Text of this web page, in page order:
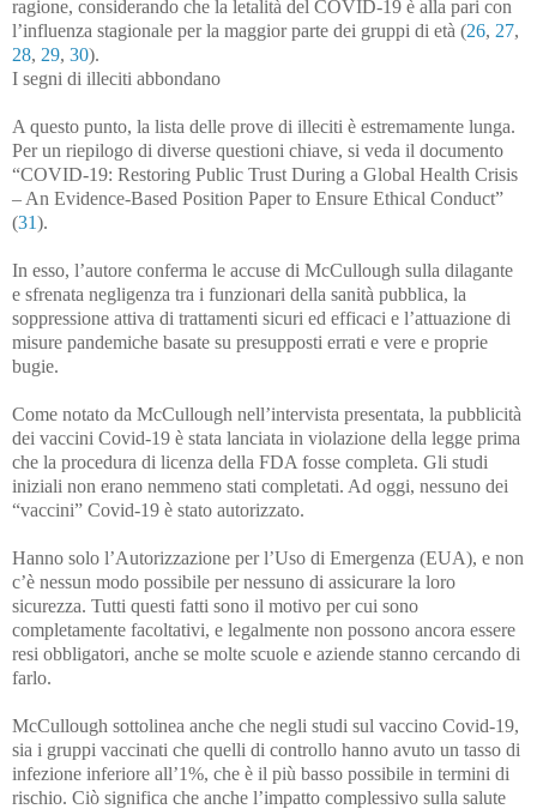
ragione, considerando che la letalità del COVID-19 è alla pari con
l’influenza stagionale per la maggior parte dei gruppi di età (26, 27,
28, 29, 30).
I segni di illeciti abbondano
A questo punto, la lista delle prove di illeciti è estremamente lunga.
Per un riepilogo di diverse questioni chiave, si veda il documento
“COVID-19: Restoring Public Trust During a Global Health Crisis
– An Evidence-Based Position Paper to Ensure Ethical Conduct”
(31).
In esso, l’autore conferma le accuse di McCullough sulla dilagante
e sfrenata negligenza tra i funzionari della sanità pubblica, la
soppressione attiva di trattamenti sicuri ed efficaci e l’attuazione di
misure pandemiche basate su presupposti errati e vere e proprie
bugie.
Come notato da McCullough nell’intervista presentata, la pubblicità
dei vaccini Covid-19 è stata lanciata in violazione della legge prima
che la procedura di licenza della FDA fosse completa. Gli studi
iniziali non erano nemmeno stati completati. Ad oggi, nessuno dei
“vaccini” Covid-19 è stato autorizzato.
Hanno solo l’Autorizzazione per l’Uso di Emergenza (EUA), e non
c’è nessun modo possibile per nessuno di assicurare la loro
sicurezza. Tutti questi fatti sono il motivo per cui sono
completamente facoltativi, e legalmente non possono ancora essere
resi obbligatori, anche se molte scuole e aziende stanno cercando di
farlo.
McCullough sottolinea anche che negli studi sul vaccino Covid-19,
sia i gruppi vaccinati che quelli di controllo hanno avuto un tasso di
infezione inferiore all’1%, che è il più basso possibile in termini di
rischio. Ciò significa che anche l’impatto complessivo sulla salute